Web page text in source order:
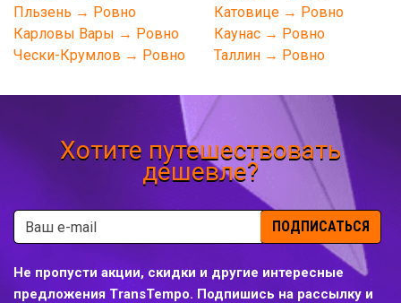
Пльзень → Ровно
Карловы Вары → Ровно
Чески-Крумлов → Ровно
Катовице → Ровно
Каунас → Ровно
Таллин → Ровно
Хотите путешествовать
дешевле?
ПОДПИСАТЬСЯ
Не пропусти акции, скидки и другие интересные
предложения TransTempo. Подпишись на рассылку и